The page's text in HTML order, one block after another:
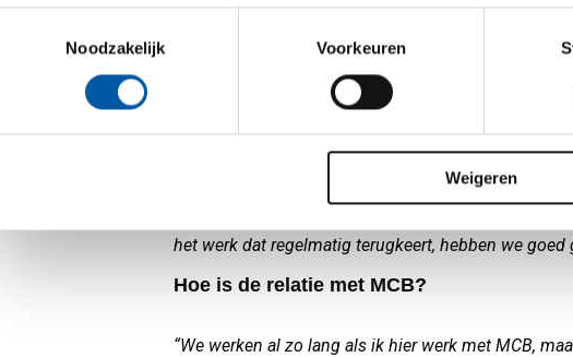
Noodzakelijk
Voorkeuren
Weigeren
“Wij doen wat de klanten ons vragen, want waar de
blijft een plaat. Natuurlijk willen we wel weten welke
foodmachines kom je dan meestal op braamvrij
“Ik doe inkoop en werkvoorbereiding, maar ook
allemaal dezelfde functie. We zijn natuurlijk ook aan
vinden het veel belangrijker dat we een goed advies
het werk dat regelmatig terugkeert, hebben we goed
Hoe is de relatie met MCB?
“We werken al zo lang als ik hier werk met MCB,